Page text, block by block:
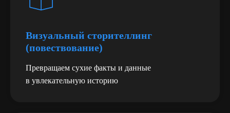
Визуальный сторителлинг
(повествование)
Превращаем сухие факты и данные
в увлекательную историю